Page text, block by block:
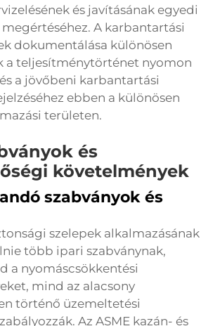
és javításának egyedi
A karbantartási
dokumentálása különösen
a teljesítménytörténet nyomon
a jövőbeni karbantartási
ebben a különösen
területen.
és
követelmények
szabványok és
szelepek alkalmazásának
több ipari szabványnak,
a nyomáscsökkentési
mind az alacsony
történő üzemeltetési
Az ASME kazán- és